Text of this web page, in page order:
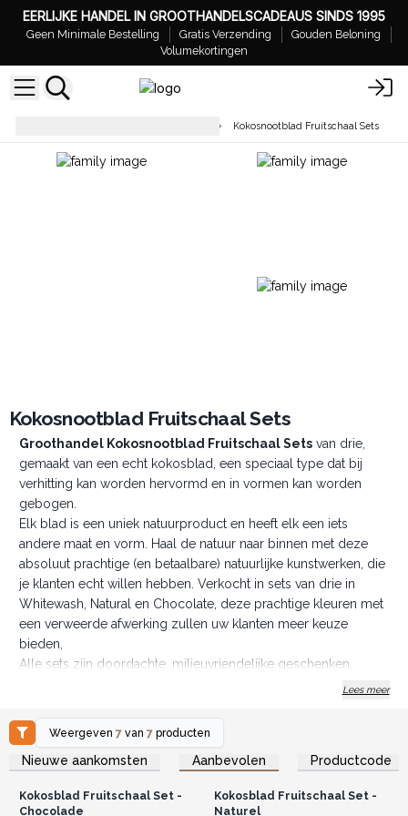
EERLIJKE HANDEL IN GROOTHANDELSCADEAUS SINDS 1995
Geen Minimale Bestelling Gratis Verzending
Gouden Beloning
Volumekortingen
Kokosnootblad Fruitschaal Sets
Kokosnootblad Fruitschaal Sets
Groothandel Kokosnootblad Fruitschaal Setsvan drie,
gemaakt van een echt kokosblad, een speciaal type dat bij
verhitting kan worden hervormd en in vormen kan worden
gebogen.
Elk blad is een uniek natuurproduct en heeft elk een iets
andere maat en vorm. Haal de natuur naar binnen met deze
absoluut prachtige (en betaalbare) natuurlijke kunstwerken, die
je klanten echt willen hebben. Verkocht in sets van drie in
Whitewash, Natural en Chocolate, deze prachtige kleuren met
een verweerde afwerking zullen uw klanten meer keuze
bieden,
Alle sets zijn doordachte, milieuvriendelijke geschenken,
gerecycled karton. Met deze kokosblad fruitschaal sets creëer
je een exotische tafeldecoratie, ze zijn gemakkelijk schoon te
maken, gebruik gewoon een vochtige spons of doek.
materialen, dus de exacte kleur en afwerking kunnen variëren.
Lees meer
Weergeven7 van7 producten
Nieuwe aankomsten Aanbevolen Productcode
Log in of registreer u voor
groothandelsprijzen.
Kokosblad Fruitschaal Set -
Chocolade
Log in of registreer u voor
groothandelsprijzen.
Kokosblad Fruitschaal Set -
Naturel